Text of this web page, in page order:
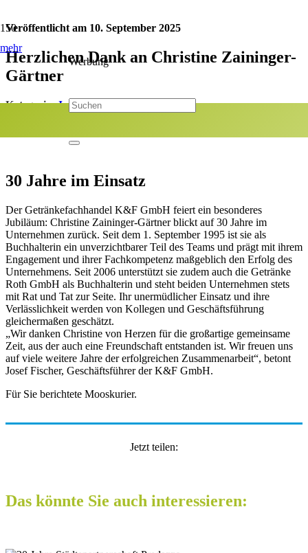
mehr
Werbung
Veröffentlicht am 10. September 2025
Herzlichen Dank an Christine Zaininger-
Gärtner
Kategorie:Jubiläum
30 Jahre im Einsatz
Der Getränkefachhandel K&F GmbH feiert ein besonderes
Jubiläum: Christine Zaininger-Gärtner blickt auf 30 Jahre im
Unternehmen zurück. Seit dem 1. September 1995 ist sie als
Buchhalterin ein unverzichtbarer Teil des Teams und prägt mit ihrem
Engagement und ihrer Fachkompetenz maßgeblich den Erfolg des
Unternehmens. Seit 2006 unterstützt sie zudem auch die Getränke
Roth GmbH als Buchhalterin und steht beiden Unternehmen stets
mit Rat und Tat zur Seite. Ihr unermüdlicher Einsatz und ihre
Verlässlichkeit werden von Kollegen und Geschäftsführung
gleichermaßen geschätzt.
„Wir danken Christine von Herzen für die großartige gemeinsame
Zeit, aus der auch eine Freundschaft entstanden ist. Wir freuen uns
auf viele weitere Jahre der erfolgreichen Zusammenarbeit“, betont
Josef Fischer, Geschäftsführer der K&F GmbH.
Für Sie berichtete Mooskurier.
Jetzt teilen:
Das könnte Sie auch interessieren: